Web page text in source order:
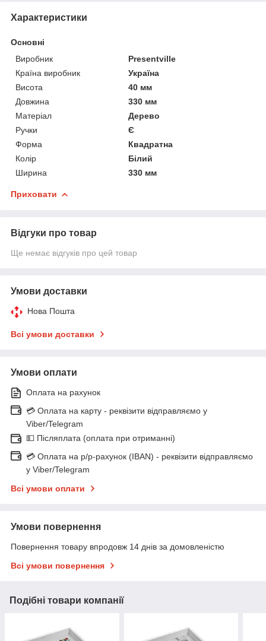
Характеристики
Основні
Виробник
Presentville
Країна виробник
Україна
Висота
40 мм
Довжина
330 мм
Матеріал
Дерево
Ручки
Є
Форма
Квадратна
Колір
Білий
Ширина
330 мм
Приховати
Відгуки про товар
Ще немає відгуків про цей товар
Умови доставки
Нова Пошта
Всі умови доставки
Умови оплати
Оплата на рахунок
💳 Оплата на карту - реквізити відправляємо у
Viber/Telegram
💵 Післяплата (оплата при отриманні)
💳 Оплата на р/р-рахунок (IBAN) - реквізити відправляємо
у Viber/Telegram
Всі умови оплати
Умови повернення
Повернення товару впродовж 14 днів за домовленістю
Всі умови повернення
Подібні товари компанії